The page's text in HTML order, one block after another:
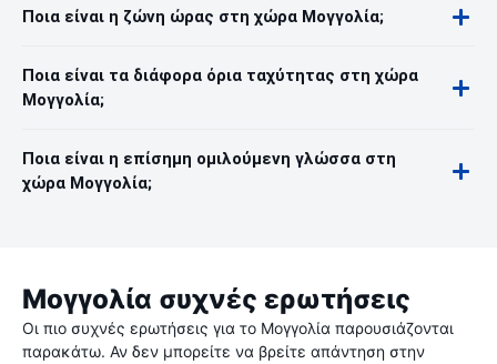
Ποια είναι η ζώνη ώρας στη χώρα Μογγολία;
Ποια είναι τα διάφορα όρια ταχύτητας στη χώρα
Μογγολία;
Ποια είναι η επίσημη ομιλούμενη γλώσσα στη
χώρα Μογγολία;
Μογγολία συχνές ερωτήσεις
Οι πιο συχνές ερωτήσεις για το Μογγολία παρουσιάζονται
παρακάτω. Αν δεν μπορείτε να βρείτε απάντηση στην